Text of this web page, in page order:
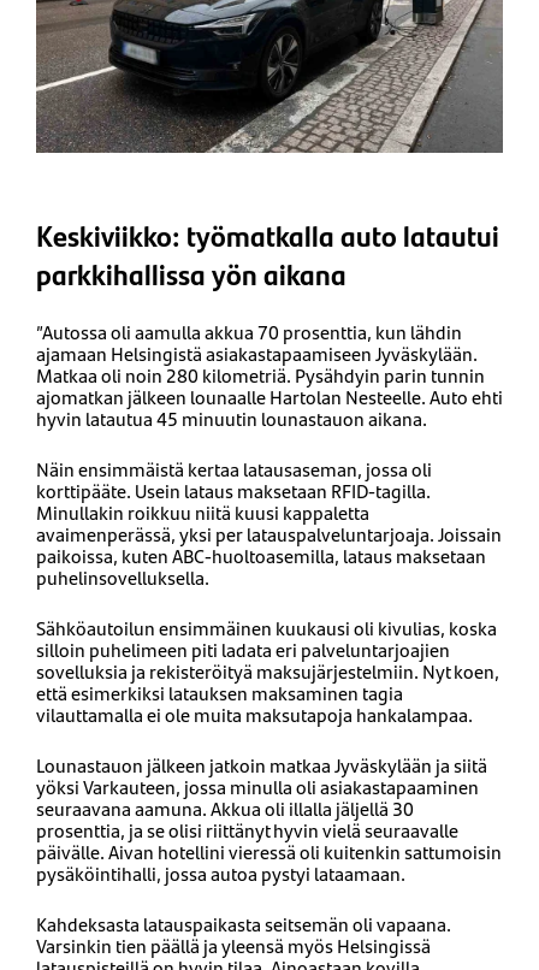
Keskiviikko: työmatkalla auto latautui
parkkihallissa yön aikana
”Autossa oli aamulla akkua 70 prosenttia, kun lähdin
ajamaan Helsingistä asiakastapaamiseen Jyväskylään.
Matkaa oli noin 280 kilometriä. Pysähdyin parin tunnin
ajomatkan jälkeen lounaalle Hartolan Nesteelle. Auto ehti
hyvin latautua 45 minuutin lounastauon aikana.
Näin ensimmäistä kertaa latausaseman, jossa oli
korttipääte. Usein lataus maksetaan RFID-tagilla.
Minullakin roikkuu niitä kuusi kappaletta
avaimenperässä, yksi per latauspalveluntarjoaja. Joissain
paikoissa, kuten ABC-huoltoasemilla, lataus maksetaan
puhelinsovelluksella.
Sähköautoilun ensimmäinen kuukausi oli kivulias, koska
silloin puhelimeen piti ladata eri palveluntarjoajien
sovelluksia ja rekisteröityä maksujärjestelmiin. Nyt koen,
että esimerkiksi latauksen maksaminen tagia
vilauttamalla ei ole muita maksutapoja hankalampaa.
Lounastauon jälkeen jatkoin matkaa Jyväskylään ja siitä
yöksi Varkauteen, jossa minulla oli asiakastapaaminen
seuraavana aamuna. Akkua oli illalla jäljellä 30
prosenttia, ja se olisi riittänyt hyvin vielä seuraavalle
päivälle. Aivan hotellini vieressä oli kuitenkin sattumoisin
pysäköintihalli, jossa autoa pystyi lataamaan.
Kahdeksasta latauspaikasta seitsemän oli vapaana.
Varsinkin tien päällä ja yleensä myös Helsingissä